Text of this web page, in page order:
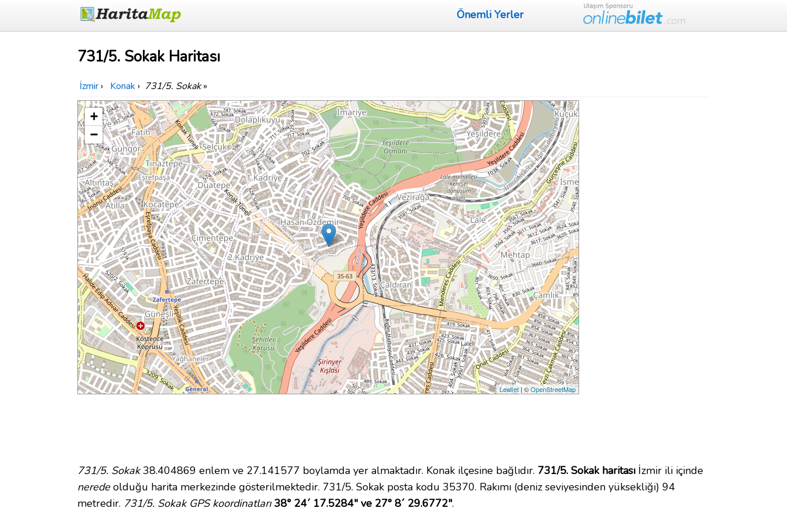
Önemli Yerler
731/5. Sokak Haritası
İzmir › Konak › 731/5. Sokak»
+
−
Leaflet| ©OpenStreetMap
731/5. Sokak38.404869 enlem ve 27.141577 boylamda yer almaktadır. Konak ilçesine bağlıdır. 731/5. Sokak haritası İzmir ili içinde
neredeolduğu harita merkezinde gösterilmektedir. 731/5. Sokak posta kodu 35370. Rakımı (deniz seviyesinden yüksekliği) 94
metredir. 731/5. Sokak GPS koordinatları 38° 24´ 17.5284" ve 27° 8´ 29.6772".